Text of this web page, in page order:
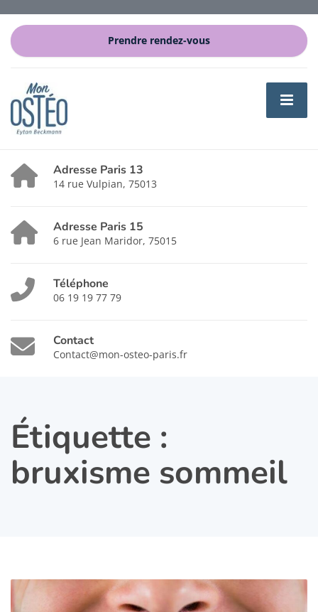
Prendre rendez-vous
Adresse Paris 13
14 rue Vulpian, 75013
Adresse Paris 15
6 rue Jean Maridor, 75015
Téléphone
06 19 19 77 79
Contact
Contact@mon-osteo-paris.fr
Étiquette :
bruxisme sommeil